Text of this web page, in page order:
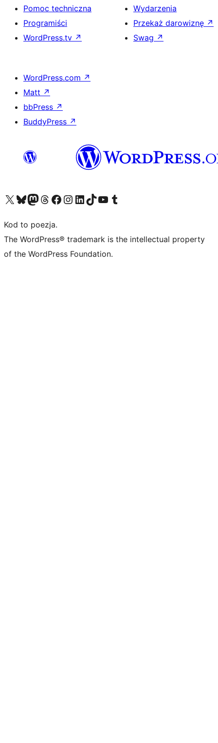
Pomoc techniczna
Programiści
WordPress.tv ↗
Wydarzenia
Przekaż darowiznę ↗
Swag ↗
WordPress.com ↗
Matt ↗
bbPress ↗
BuddyPress ↗
Odwiedź nasze konto X (dawniej Twitter)
Odwiedź nasze konto Bluesky
Odwiedź nasze konto na Mastodoncie
Odwiedź naszego Threadsa
Odwiedź naszego Facebooka
Odwiedź nasze konto na Instagramie
Odwiedź nasze konto na LinkedIn
Odwiedź naszego TikToka
Odwiedź nasz kanał YouTube
Odwiedź naszego Tumblra
Kod to poezja.
The WordPress® trademark is the intellectual property
of the WordPress Foundation.